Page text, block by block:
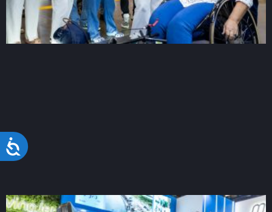
Acessibilidade